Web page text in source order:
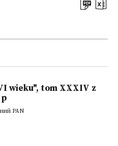
wieku", tom XXXIV z
PAN